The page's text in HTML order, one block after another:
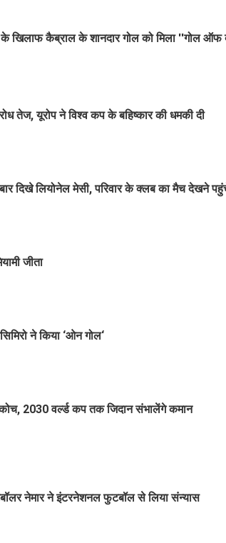
खिलाफ कैब्राल के शानदार गोल को मिला ''गोल ऑफ द
तेज, यूरोप ने विश्व कप के बहिष्कार की धमकी दी
दिखे लियोनेल मेसी, परिवार के क्लब का मैच देखने
जीता
ने किया ‘ओन गोल‘
2030 वर्ल्ड कप तक जिदान संभालेंगे कमान
नेमार ने इंटरनेशनल फुटबॉल से लिया संन्यास